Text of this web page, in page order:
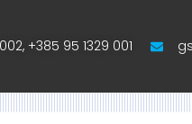
+385 95 1329 001